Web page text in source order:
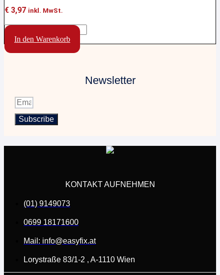
&
Ihrem
LOGO
Menge
€ 3,97 inkl. MwSt.
Minibörse
"MoneyOrganizer"
schwarz
Menge
In den Warenkorb
Newsletter
Subscribe
KONTAKT AUFNEHMEN
(01) 9149073
0699 18171600
Mail: info@easyfix.at
Lorystraße 83/1-2 , A-1110 Wien